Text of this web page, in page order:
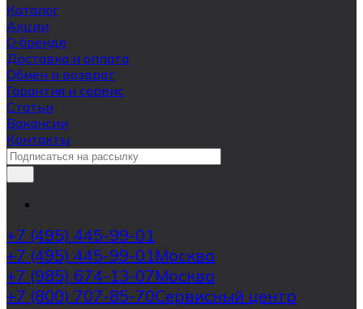
Каталог
Акции
О бренде
Доставка и оплата
Обмен и возврат
Гарантия и сервис
Статьи
Вакансии
Контакты
+7 (495) 445-99-01
+7 (495) 445-99-01Москва
+7 (985) 674-13-07Москва
+7 (800) 707-85-70Сервисный центр